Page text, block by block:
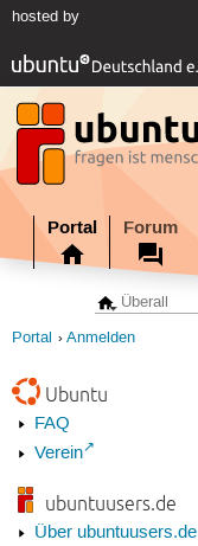
hosted by
Portal Forum
Portal Anmelden
Ubuntu
FAQ
Verein
ubuntuusers.de
Über ubuntuusers.de